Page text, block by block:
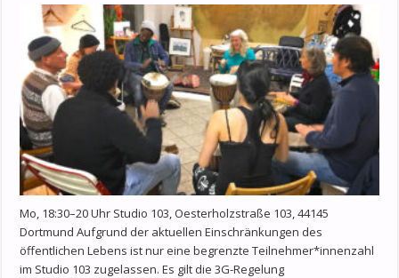
Mo, 18:30–20 Uhr Studio 103, Oesterholzstraße 103, 44145
Dortmund Aufgrund der aktuellen Einschränkungen des
öffentlichen Lebens ist nur eine begrenzte Teilnehmer*innenzahl
im Studio 103 zugelassen. Es gilt die 3G-Regelung